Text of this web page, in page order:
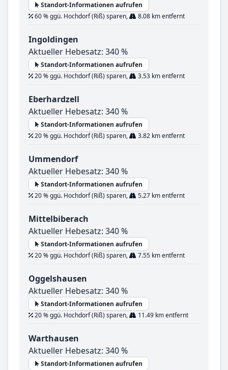
Standort-Informationen aufrufen
60 % ggü. Hochdorf (Riß) sparen,
8.08 km entfernt
Ingoldingen
Aktueller Hebesatz: 340 %
Standort-Informationen aufrufen
20 % ggü. Hochdorf (Riß) sparen,
3.53 km entfernt
Eberhardzell
Aktueller Hebesatz: 340 %
Standort-Informationen aufrufen
20 % ggü. Hochdorf (Riß) sparen,
3.82 km entfernt
Ummendorf
Aktueller Hebesatz: 340 %
Standort-Informationen aufrufen
20 % ggü. Hochdorf (Riß) sparen,
5.27 km entfernt
Mittelbiberach
Aktueller Hebesatz: 340 %
Standort-Informationen aufrufen
20 % ggü. Hochdorf (Riß) sparen,
7.55 km entfernt
Oggelshausen
Aktueller Hebesatz: 340 %
Standort-Informationen aufrufen
20 % ggü. Hochdorf (Riß) sparen,
11.49 km entfernt
Warthausen
Aktueller Hebesatz: 340 %
Standort-Informationen aufrufen